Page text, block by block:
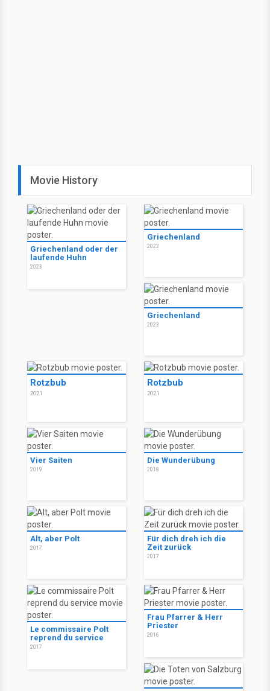
Movie History
Griechenland oder der
laufende Huhn
2023
Griechenland
2023
Griechenland
2023
Rotzbub
2021
Rotzbub
2021
Vier Saiten
2019
Die Wunderübung
2018
Alt, aber Polt
2017
Für dich dreh ich die
Zeit zurück
2017
Le commissaire Polt
reprend du service
2017
Frau Pfarrer & Herr
Priester
2016